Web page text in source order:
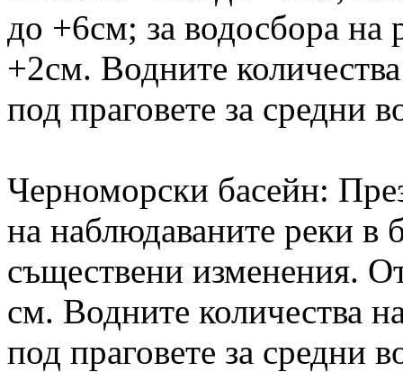
до +6см; за водосбора
+2см. Водните
под праговете за средни
Черноморски басейн:
на наблюдаваните реки в
съществени изменения.
см. Водните количества
под праговете за средни